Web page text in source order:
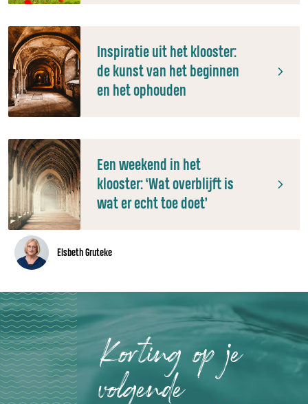
Inspiratie uit het klooster:
de kunst van het beginnen
en het ophouden
Een weekend in het
klooster: ‘Wat overblijft is
wat er echt toe doet’
Elsbeth Gruteke
Korting op je
volgende